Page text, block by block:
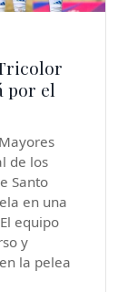
por el
de los
Santo
en una
equipo
y
la pelea